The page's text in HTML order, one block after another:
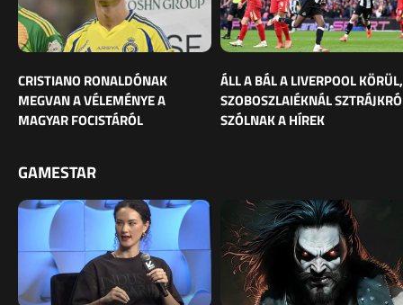
CRISTIANO RONALDÓNAK
MEGVAN A VÉLEMÉNYE A
MAGYAR FOCISTÁRÓL
ÁLL A BÁL A LIVERPOOL KÖRÜL,
SZOBOSZLAIÉKNÁL
SZÓLNAK A HÍREK
GAMESTAR